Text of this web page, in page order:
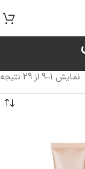
نمایش 1–9 از 29 نتیجه